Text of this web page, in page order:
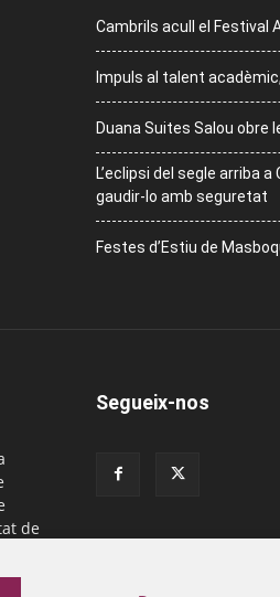
Cambrils acull el Festival
Impuls al talent
Duana Suites Salou obre
L’eclipsi del segle arriba
gaudir-lo amb seguretat
Festes d’Estiu de
de
Segueix-nos